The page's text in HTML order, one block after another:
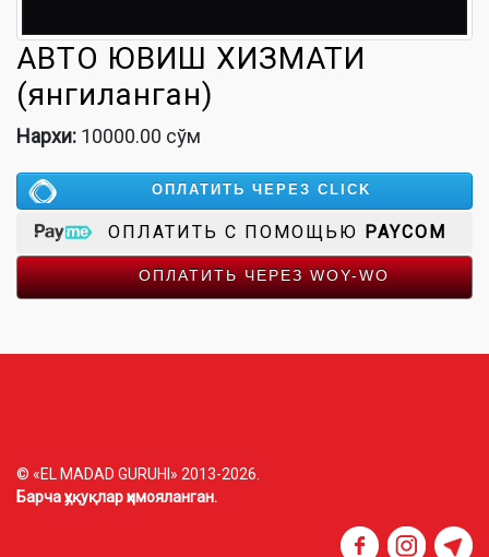
АВТО ЮВИШ ХИЗМАТИ
(янгиланган)
Нархи: 10000.00 сўм
ОПЛАТИТЬ ЧЕРЕЗ CLICK
ОПЛАТИТЬ С ПОМОЩЬЮ PAYCOM
ОПЛАТИТЬ ЧЕРЕЗ WOY-WO
© «EL MADAD GURUHI» 2013-2026.
Барча ҳуқуқлар ҳимояланган.